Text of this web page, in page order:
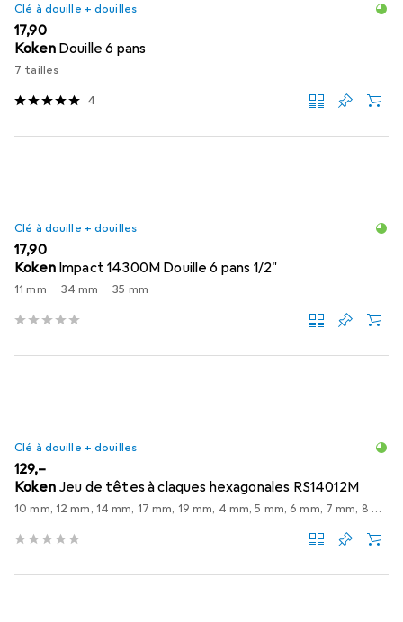
Clé à douille + douilles
EUR
17,90
Koken Douille 6 pans
7 tailles
4
Clé à douille + douilles
EUR
17,90
Koken Impact 14300M Douille 6 pans 1/2"
11 mm 34 mm 35 mm
Clé à douille + douilles
EUR
129,–
Koken Jeu de têtes à claques hexagonales RS14012M
10 mm, 12 mm, 14 mm, 17 mm, 19 mm, 4 mm, 5 mm, 6 mm, 7 mm, 8 mm